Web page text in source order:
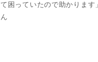
困っていたので助かりま